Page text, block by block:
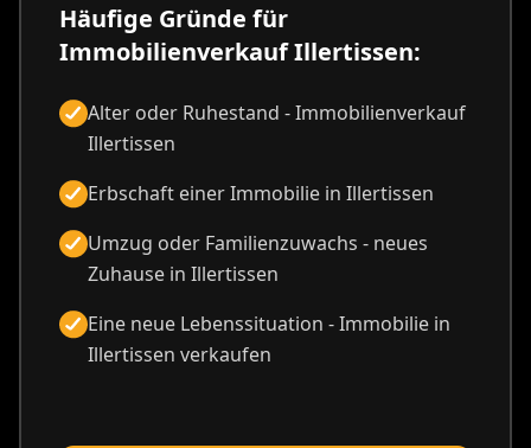
Häufige Gründe für
Immobilienverkauf Illertissen:
Alter oder Ruhestand - Immobilienverkauf
Illertissen
Erbschaft einer Immobilie in Illertissen
Umzug oder Familienzuwachs - neues
Zuhause in Illertissen
Eine neue Lebenssituation - Immobilie in
Illertissen verkaufen